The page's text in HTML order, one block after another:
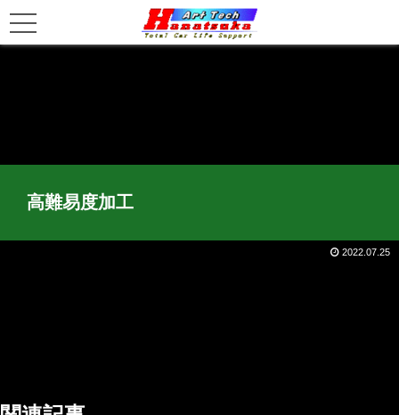
高難易度加工
2022.07.25